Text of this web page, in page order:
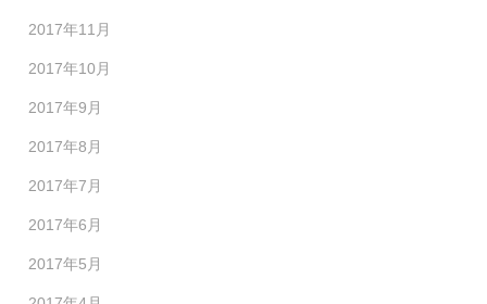
2017年11月
2017年10月
2017年9月
2017年8月
2017年7月
2017年6月
2017年5月